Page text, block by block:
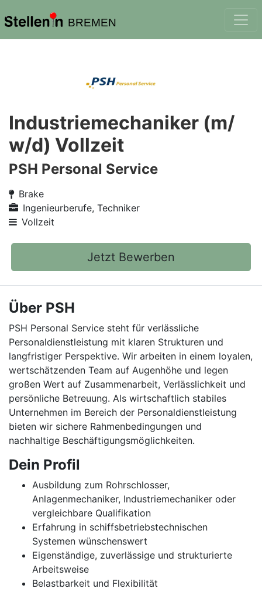
BREMEN
Industriemechaniker (m/
w/d) Vollzeit
PSH Personal Service
Brake
Ingenieurberufe, Techniker
Vollzeit
Jetzt Bewerben
Über PSH
PSH Personal Service steht für verlässliche
Personaldienstleistung mit klaren Strukturen und
langfristiger Perspektive. Wir arbeiten in einem loyalen,
wertschätzenden Team auf Augenhöhe und legen
großen Wert auf Zusammenarbeit, Verlässlichkeit und
persönliche Betreuung. Als wirtschaftlich stabiles
Unternehmen im Bereich der Personaldienstleistung
bieten wir sichere Rahmenbedingungen und
nachhaltige Beschäftigungsmöglichkeiten.
Dein Profil
Ausbildung zum Rohrschlosser,
Anlagenmechaniker, Industriemechaniker oder
vergleichbare Qualifikation
Erfahrung in schiffsbetriebstechnischen
Systemen wünschenswert
Eigenständige, zuverlässige und strukturierte
Arbeitsweise
Belastbarkeit und Flexibilität